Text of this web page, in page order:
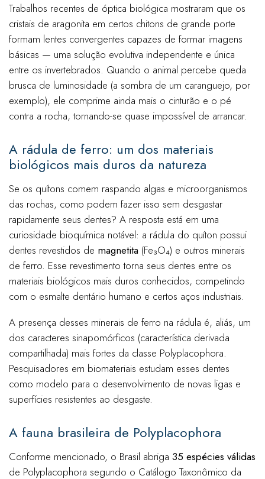
Trabalhos recentes de óptica biológica mostraram que os
cristais de aragonita em certos chitons de grande porte
formam lentes convergentes capazes de formar imagens
básicas — uma solução evolutiva independente e única
entre os invertebrados. Quando o animal percebe queda
brusca de luminosidade (a sombra de um caranguejo, por
exemplo), ele comprime ainda mais o cinturão e o pé
contra a rocha, tornando-se quase impossível de arrancar.
A rádula de ferro: um dos materiais
biológicos mais duros da natureza
Se os quítons comem raspando algas e microorganismos
das rochas, como podem fazer isso sem desgastar
rapidamente seus dentes? A resposta está em uma
curiosidade bioquímica notável: a rádula do quíton possui
dentes revestidos de magnetita (Fe₃O₄) e outros minerais
de ferro. Esse revestimento torna seus dentes entre os
materiais biológicos mais duros conhecidos, competindo
com o esmalte dentário humano e certos aços industriais.
A presença desses minerais de ferro na rádula é, aliás, um
dos caracteres sinapomórficos (característica derivada
compartilhada) mais fortes da classe Polyplacophora.
Pesquisadores em biomateriais estudam esses dentes
como modelo para o desenvolvimento de novas ligas e
superfícies resistentes ao desgaste.
A fauna brasileira de Polyplacophora
Conforme mencionado, o Brasil abriga 35 espécies válidas
de Polyplacophora segundo o Catálogo Taxonômico da